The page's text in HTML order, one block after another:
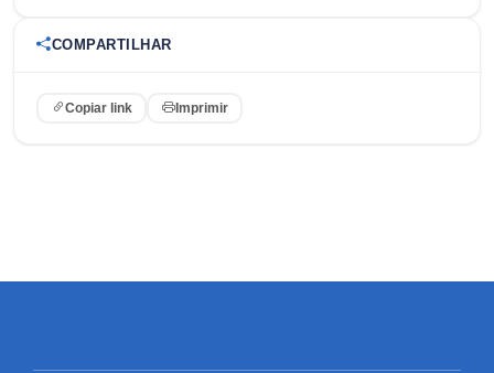
COMPARTILHAR
Copiar link Imprimir